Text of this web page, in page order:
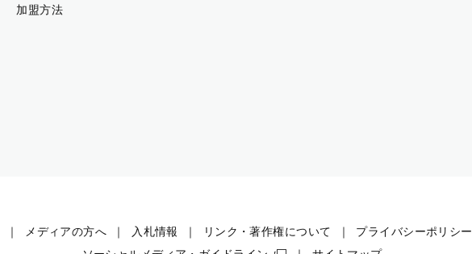
加盟方法
メディアの方へ 入札情報 リンク・著作権について プライバシーポリシー